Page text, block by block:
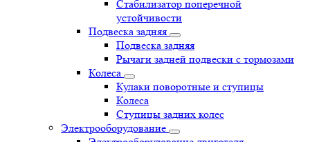
Стабилизатор поперечной
устойчивости
Подвеска задняя
Подвеска задняя
Рычаги задней подвески с тормозами
Колеса
Кулаки поворотные и ступицы
Колеса
Ступицы задних колес
Электрооборудование